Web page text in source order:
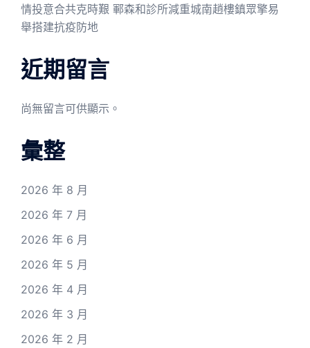
情投意合共克時艱 鄆森和診所減重城南趙樓鎮眾擎易
舉搭建抗疫防地
近期留言
尚無留言可供顯示。
彙整
2026 年 8 月
2026 年 7 月
2026 年 6 月
2026 年 5 月
2026 年 4 月
2026 年 3 月
2026 年 2 月